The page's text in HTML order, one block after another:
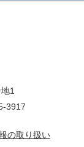
1
3917
の取り扱い